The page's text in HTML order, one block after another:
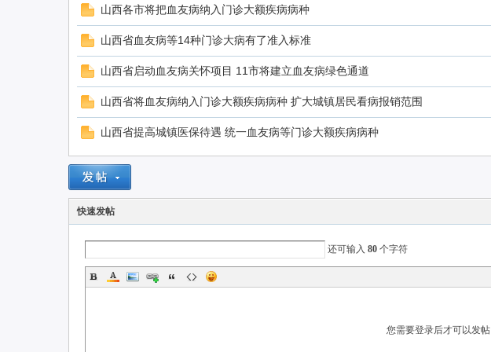
山西各市将把血友病纳入门诊大额疾病病种
山西省血友病等14种门诊大病有了准入标准
山西省启动血友病关怀项目 11市将建立血友病绿色通道
山西省将血友病纳入门诊大额疾病病种 扩大城镇居民看病报销范围
山西省提高城镇医保待遇 统一血友病等门诊大额疾病病种
快速发帖
还可输入 80 个字符
您需要登录后才可以发帖